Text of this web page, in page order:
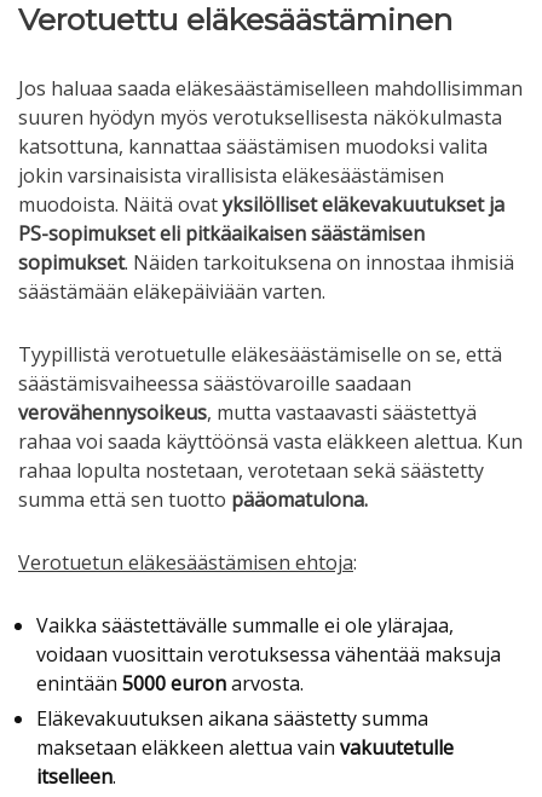
Verotuettu eläkesäästäminen
Jos haluaa saada eläkesäästämiselleen mahdollisimman
suuren hyödyn myös verotuksellisesta näkökulmasta
katsottuna, kannattaa säästämisen muodoksi valita
jokin varsinaisista virallisista eläkesäästämisen
muodoista. Näitä ovatyksilölliset eläkevakuutukset ja
PS-sopimukset eli pitkäaikaisen säästämisen
sopimukset. Näiden tarkoituksena on innostaa ihmisiä
säästämään eläkepäiviään varten.
Tyypillistä verotuetulle eläkesäästämiselle on se, että
säästämisvaiheessa säästövaroille saadaan
verovähennysoikeus, mutta vastaavasti säästettyä
rahaa voi saada käyttöönsä vasta eläkkeen alettua. Kun
rahaa lopulta nostetaan, verotetaan sekä säästetty
summa että sen tuotto pääomatulona.
Verotuetun eläkesäästämisen ehtoja:
Vaikka säästettävälle summalle ei ole ylärajaa,
voidaan vuosittain verotuksessa vähentää maksuja
enintään 5000 euronarvosta.
Eläkevakuutuksen aikana säästetty summa
maksetaan eläkkeen alettua vain vakuutetulle
itselleen.